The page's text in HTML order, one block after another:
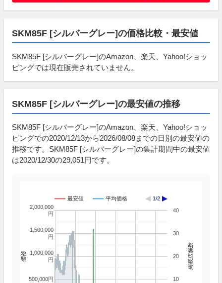
SKM85F [シルバーグレー]の価格比較・最安値
SKM85F [シルバーグレー]のAmazon、楽天、Yahoo!ショッ
ピングでは現在販売されていません。
SKM85F [シルバーグレー]の最安値の推移
SKM85F [シルバーグレー]のAmazon、楽天、Yahoo!ショッ
ピングでの2020/12/13から2026/08/08までの日別の最安値の
推移です。SKM85F [シルバーグレー]の集計期間中の最安値
は2020/12/30の29,051円です。
最安値 平均価格 1/2
500,000円
1,000,000
円
1,500,000
円
2,000,000
円
10
20
30
40
価格 掲載店舗数